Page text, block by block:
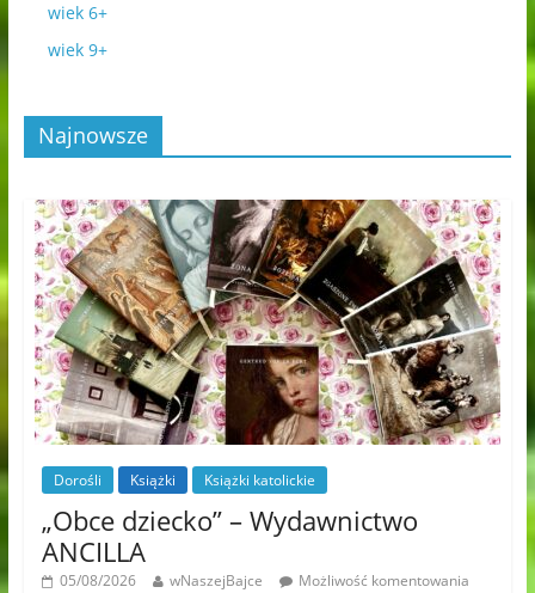
wiek 6+
wiek 9+
Najnowsze
Dorośli Książki Książki katolickie
„Obce dziecko” – Wydawnictwo
ANCILLA
05/08/2026 wNaszejBajce
Możliwość komentowania